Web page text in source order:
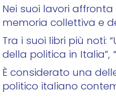
Nei suoi lavori
memoria collettiva e
Tra i suoi libri più noti:
della politica in Italia”,
È considerato una
politico italiano